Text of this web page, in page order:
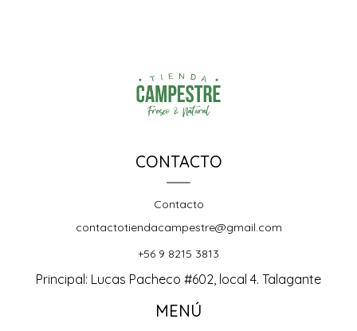
CONTACTO
Contacto
contactotiendacampestre@gmail.com
+56 9 8215 3813
Principal: Lucas Pacheco #602, local 4. Talagante
MENÚ